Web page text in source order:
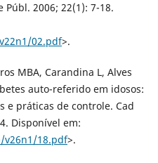
Públ. 2006; 22(1): 7-18.
02.pdf>.
MBA, Carandina L, Alves
auto-referido em idosos:
e práticas de controle. Cad
Disponível em:
18.pdf>.